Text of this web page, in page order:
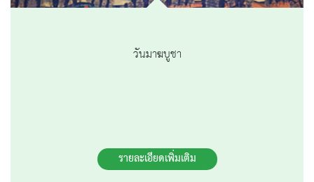
วันมาฆบูชา
รายละเอียดเพิ่มเติม